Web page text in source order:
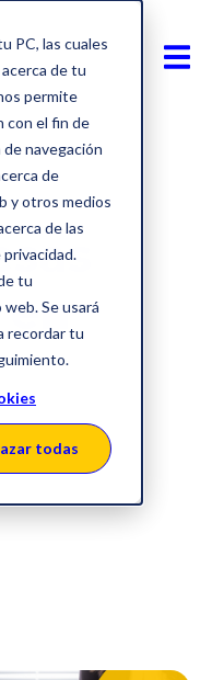
PC, las cuales
de tu
permite
con el fin de
navegación
de
y otros medios
de las
tu
Se usará
recordar tu
todas
en